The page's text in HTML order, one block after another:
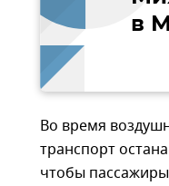
в
Во время
транспорт
чтобы